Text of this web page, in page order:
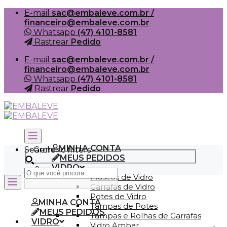
Skip
content
E-mail sac@embaleve.com.br /
financeiro@embaleve.com.br
Whatsapp (47) 4101-8581
Rastrear Pedido
E-mail sac@embaleve.com.br /
financeiro@embaleve.com.br
Whatsapp (47) 4101-8581
Rastrear Pedido
MINHA CONTA
MEUS PEDIDOS
VIDRO
Frascos de Vidro
Garrafas de Vidro
Potes de Vidro
Tampas de Potes
Tampas e Rolhas de Garrafas
Search
Generic filters
MINHA CONTA
MEUS PEDIDOS
VIDRO